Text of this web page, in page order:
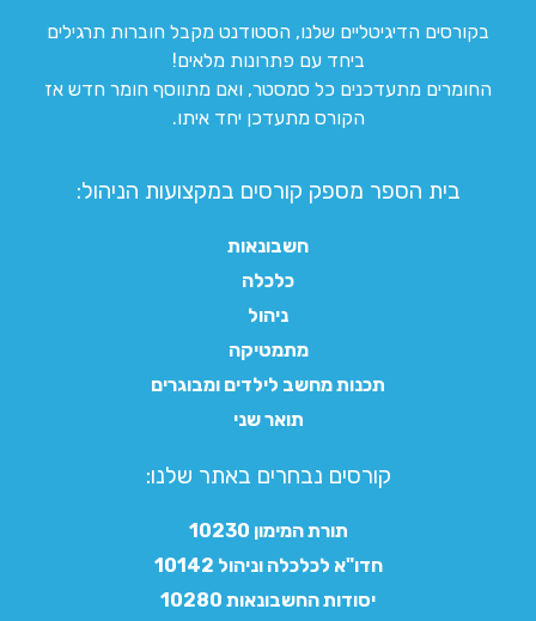
בקורסים הדיגיטליים שלנו, הסטודנט מקבל חוברות תרגילים
ביחד עם פתרונות מלאים!
החומרים מתעדכנים כל סמסטר, ואם מתווסף חומר חדש אז
הקורס מתעדכן יחד איתו.
בית הספר מספק קורסים במקצועות הניהול:
חשבונאות
כלכלה
ניהול
מתמטיקה
תכנות מחשב לילדים ומבוגרים
תואר שני
קורסים נבחרים באתר שלנו:​
תורת המימון 10230
חדו"א לכלכלה וניהול 10142
יסודות החשבונאות 10280